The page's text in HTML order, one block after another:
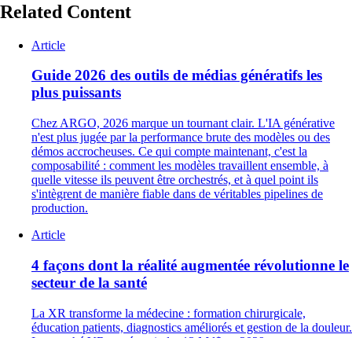
Related Content
Article
Guide 2026 des outils de médias génératifs les
plus puissants
Chez ARGO, 2026 marque un tournant clair. L'IA générative
n'est plus jugée par la performance brute des modèles ou des
démos accrocheuses. Ce qui compte maintenant, c'est la
composabilité : comment les modèles travaillent ensemble, à
quelle vitesse ils peuvent être orchestrés, et à quel point ils
s'intègrent de manière fiable dans de véritables pipelines de
production.
Article
4 façons dont la réalité augmentée révolutionne le
secteur de la santé
La XR transforme la médecine : formation chirurgicale,
éducation patients, diagnostics améliorés et gestion de la douleur.